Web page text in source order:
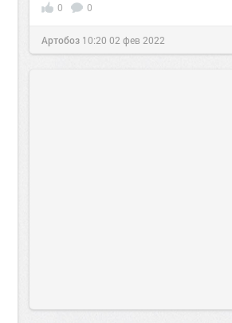
0 0
Артобоз 10:20 02 фев 2022